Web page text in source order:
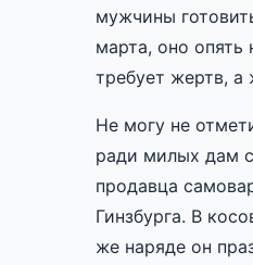
мужчины
марта, оно опять
требует жертв,
Не могу не
ради милых дам
продавца
Гинзбурга. В
же наряде он